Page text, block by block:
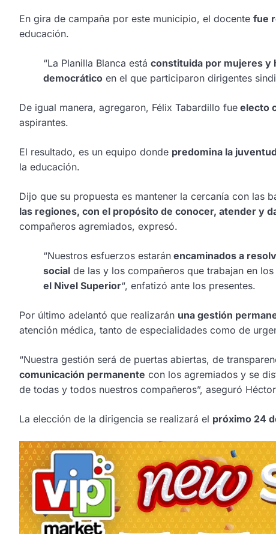
En gira de campaña por este municipio, el docente fue
educación.
“La Planilla Blanca está constituida por mujeres y
democrático en el que participaron dirigentes
De igual manera, agregaron, Félix Tabardillo fue electo
aspirantes.
El resultado, es un equipo donde predomina la
la educación.
Dijo que su propuesta es mantener la cercanía con las
las regiones, con el propósito de conocer, atender y
compañeros agremiados, expresó.
“Nuestros esfuerzos estarán encaminados a
social de las y los compañeros que trabajan en
el Nivel Superior“, enfatizó ante los presentes.
Por último adelantó que realizarán una gestión
atención médica, tanto de especialidades como de
“Nuestra gestión será de puertas abiertas, de
comunicación permanente con los agremiados y se
de todas y todos nuestros compañeros”, aseguró
La elección de la dirigencia se realizará el próximo 24